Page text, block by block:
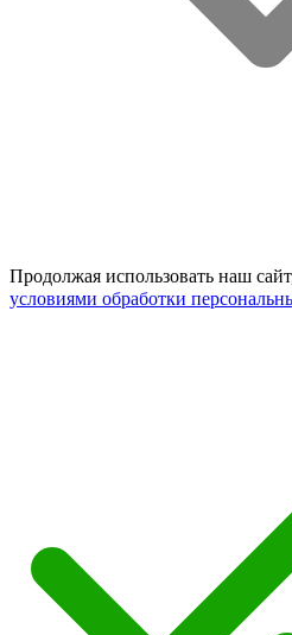
Продолжая использовать наш
условиями обработки